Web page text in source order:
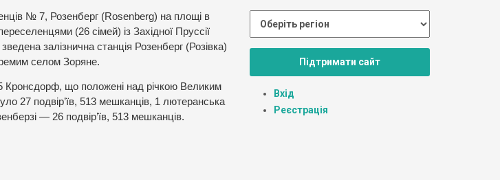
№ 7, Розенберг (Rosenberg) на площі в
(26 сімей) із Західної Пруссії
залізнична станція Розенберг (Розівка)
селом Зоряне.
5 Кронсдорф, що положені над річкою Великим
27 подвір’їв, 513 мешканців, 1 лютеранська
— 26 подвір’їв, 513 мешканців.
Підтримати сайт
Вхід
Реєстрація